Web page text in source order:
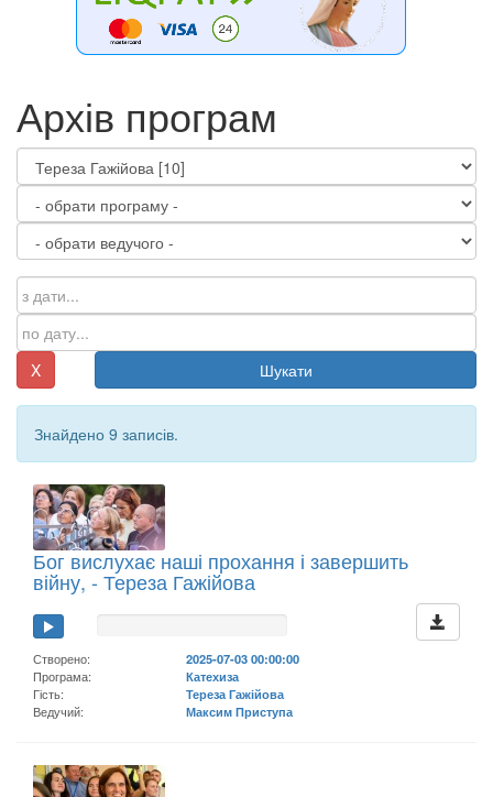
Архів програм
X Шукати
Знайдено 9 записів.
Бог вислухає наші прохання і завершить
війну, - Тереза Гажійова
Створено:
2025-07-03 00:00:00
Програма:
Катехиза
Гість:
Тереза Гажійова
Ведучий:
Максим Приступа